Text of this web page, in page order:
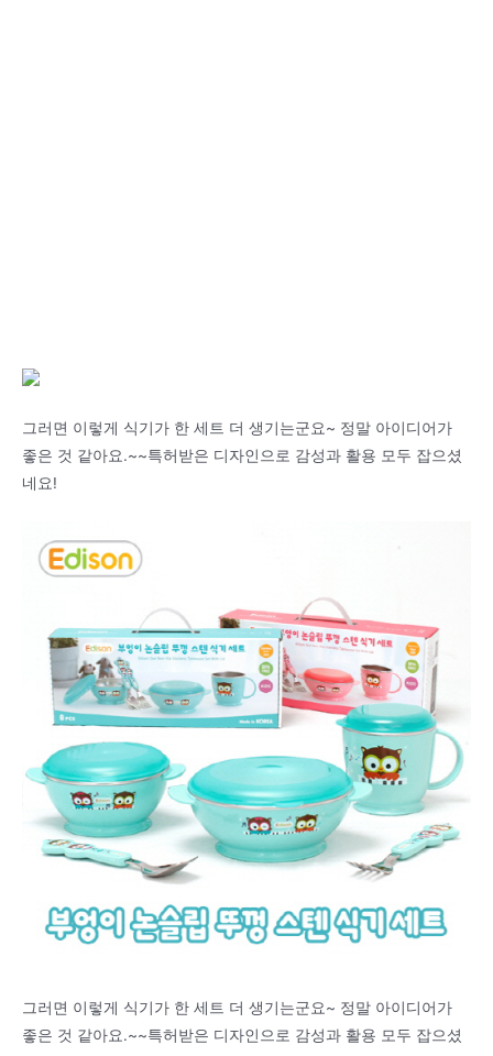
그러면 이렇게 식기가 한 세트 더 생기는군요~ 정말 아이디어가
좋은 것 같아요.~~특허받은 디자인으로 감성과 활용 모두 잡으셨
네요!
그러면 이렇게 식기가 한 세트 더 생기는군요~ 정말 아이디어가
좋은 것 같아요.~~특허받은 디자인으로 감성과 활용 모두 잡으셨